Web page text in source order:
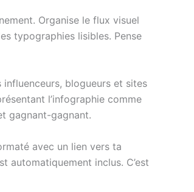
Organise le flux visuel
typographies lisibles. Pense
blogueurs et sites
l’infographie comme
gagnant-gagnant.
avec un lien vers ta
automatiquement inclus. C’est